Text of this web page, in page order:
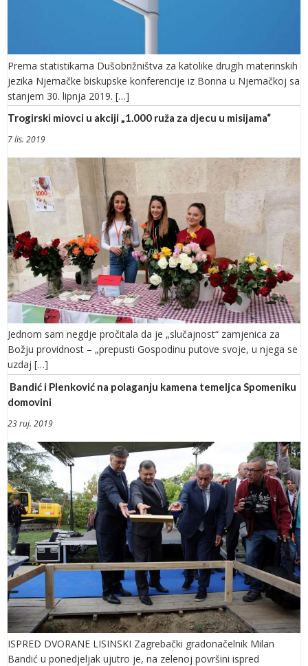
Prema statistikama Dušobrižništva za katolike drugih materinskih
jezika Njemačke biskupske konferencije iz Bonna u Njemačkoj sa
stanjem 30. lipnja 2019. […]
Trogirski miovci u akciji „1.000 ruža za djecu u misijama“
7 lis. 2019
Jednom sam negdje pročitala da je „slučajnost“ zamjenica za
Božju providnost – „prepusti Gospodinu putove svoje, u njega se
uzdaj […]
Bandić i Plenković na polaganju kamena temeljca Spomeniku
domovini
23 ruj. 2019
ISPRED DVORANE LISINSKI Zagrebački gradonačelnik Milan
Bandić u ponedjeljak ujutro je, na zelenoj površini ispred